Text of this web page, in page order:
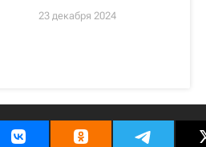
23 декабря 2024